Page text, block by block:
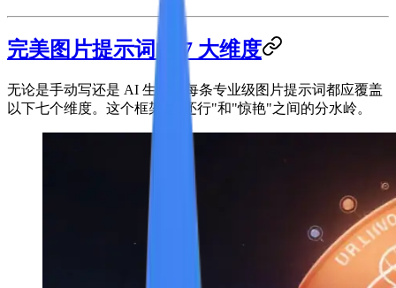
完美图片提示词的 7 大维度
无论是手动写还是 AI 生成，每条专业级图片提示词都应覆盖
以下七个维度。这个框架是"还行"和"惊艳"之间的分水岭。